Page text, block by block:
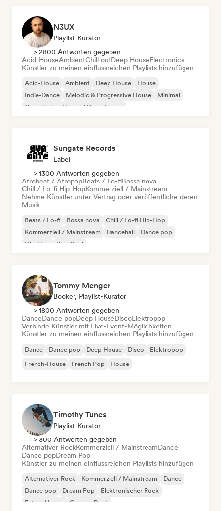
N3UX
Playlist-Kurator
> 2800 Antworten gegeben
Acid-HouseAmbientChill outDeep HouseElectronica
Künstler zu meinen einflussreichen Playlists hinzufügen
Acid-House Ambient Deep House
House
Indie-Dance
Melodic & Progressive House
Minimal
Organischer House / Downtempo
Sungate Records
Label
> 1300 Antworten gegeben
Afrobeat / AfropopBeats / Lo-fiBossa nova
Chill / Lo-fi Hip-HopKommerziell / Mainstream
Nehme Künstler unter Vertrag oder veröffentliche deren
Musik
Beats / Lo-fi Bossa nova
Chill / Lo-fi Hip-Hop
Kommerziell / Mainstream
Dancehall
Dance pop
Hip-Hop
Pop-Soul
Tommy Menger
Booker, Playlist-Kurator
> 1800 Antworten gegeben
DanceDance popDeep HouseDiscoElektropop
Verbinde Künstler mit Live-Event-Möglichkeiten
Künstler zu meinen einflussreichen Playlists hinzufügen
Dance Dance pop Deep House Disco
Elektropop
French-House
French Pop House
Timothy Tunes
Playlist-Kurator
> 300 Antworten gegeben
Alternativer RockKommerziell / MainstreamDance
Dance popDream Pop
Künstler zu meinen einflussreichen Playlists hinzufügen
Alternativer Rock Kommerziell / Mainstream
Dance
Dance pop
Dream Pop
Elektronischer Rock
Future House
Garage-Rock